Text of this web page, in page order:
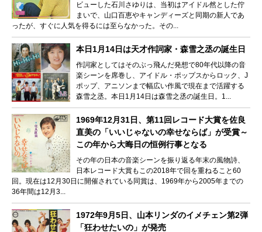
ビューした石川さゆりは、当初はアイドル然とした佇
まいで、山口百恵やキャンディーズと同期の新人であ
ったが、すぐに人気を得るには至らなかった。その...
本日1月14日は天才作詞家・森雪之丞の誕生日
作詞家としてはそのぶっ飛んだ発想で80年代以降の音
楽シーンを席巻し、アイドル・ポップスからロック、J
ポップ、アニソンまで幅広い作風で現在まで活躍する
森雪之丞。本日1月14日は森雪之丞の誕生日。1...
1969年12月31日、第11回レコード大賞を佐良
直美の「いいじゃないの幸せならば」が受賞～
この年から大晦日の恒例行事となる
その年の日本の音楽シーンを振り返る年末の風物詩、
日本レコード大賞もこの2018年で回を重ねること60
回。現在は12月30日に開催されている同賞は、1969年から2005年までの
36年間は12月3...
1972年9月5日、山本リンダのイメチェン第2弾
「狂わせたいの」が発売